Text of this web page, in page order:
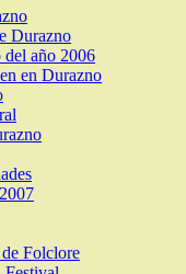
Durazno
del año 2006
en Durazno
Folclore